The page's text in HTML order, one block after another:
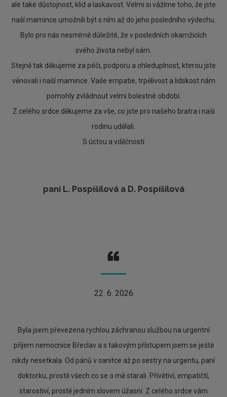
ale také důstojnost, klid a laskavost. Velmi si vážíme toho, že jste
naší mamince umožnili být s ním až do jeho posledního výdechu.
Bylo pro nás nesmírně důležité, že v posledních okamžicích
svého života nebyl sám.
Stejně tak děkujeme za péči, podporu a ohleduplnost, kterou jste
věnovali i naší mamince. Vaše empatie, trpělivost a lidskost nám
pomohly zvládnout velmi bolestné období.
Z celého srdce děkujeme za vše, co jste pro našeho bratra i naši
rodinu udělali.
S úctou a vděčností
paní L. Pospíšílová a D. Pospíšilová
22. 6. 2026
Byla jsem převezena rychlou záchranou službou na urgentní
příjem nemocnice Břeclav a s takovým přístupem jsem se ještě
nikdy nesetkala. Od pánů v sanitce až po sestry na urgentu, paní
doktorku, prostě všech co se o mě starali. Přívětiví, empatičtí,
starostiví, prostě jedním slovem úžasní. Z celého srdce vám